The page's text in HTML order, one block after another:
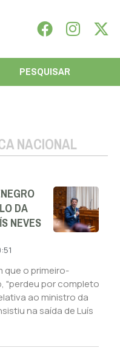
PESQUISAR
NACIONAL
DA
NEVES
que o primeiro-
"perdeu por completo
ao ministro da
na saída de Luís